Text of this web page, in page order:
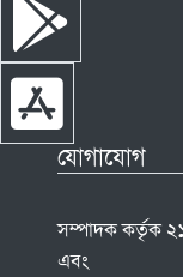
যোগাযোগ
সম্পাদক কর্তৃক
এবং